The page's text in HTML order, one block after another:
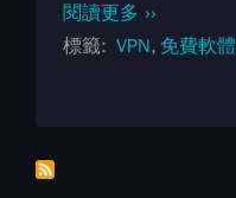
閱讀更多 ››
標籤
VPN 免費軟